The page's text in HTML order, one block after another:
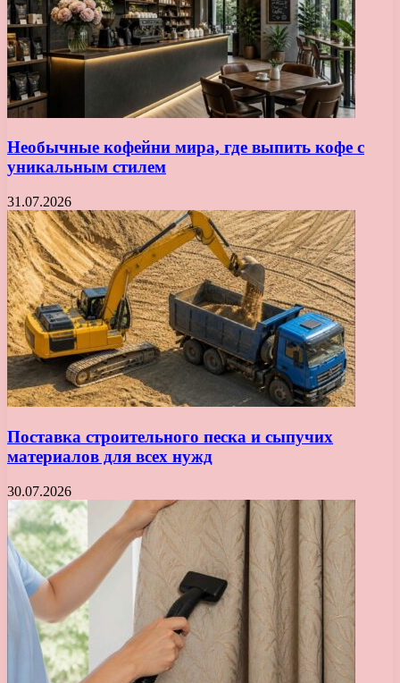
Необычные кофейни мира, где выпить кофе с
уникальным стилем
31.07.2026
Поставка строительного песка и сыпучих
материалов для всех нужд
30.07.2026